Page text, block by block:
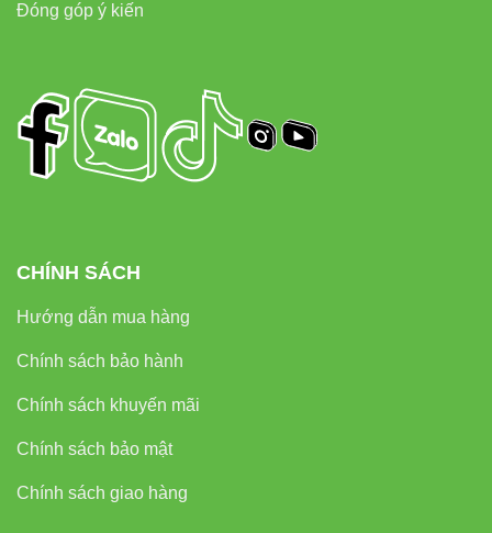
Đóng góp ý kiến
CHÍNH SÁCH
Hướng dẫn mua hàng
Chính sách bảo hành
Chính sách khuyến mãi
Chính sách bảo mật
Chính sách giao hàng